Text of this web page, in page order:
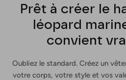
Prêt à créer le
léopard
convient
Oubliez le standard. Créez un
votre corps, votre style et vos